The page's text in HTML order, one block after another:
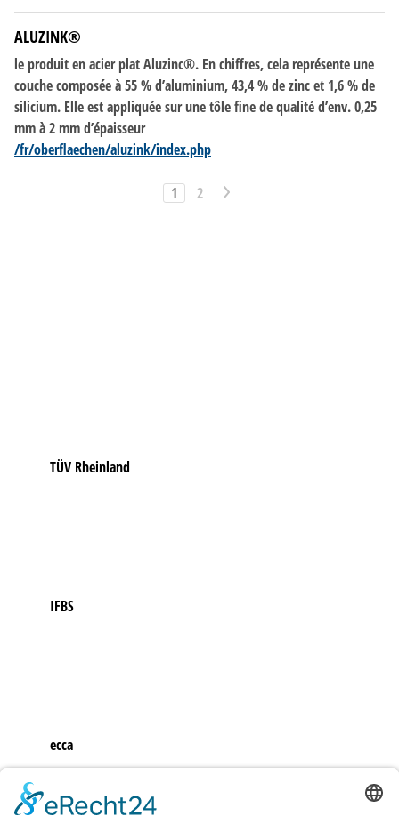
ALUZINK®
le produit en acier plat Aluzinc®. En chiffres, cela représente une
couche composée à 55 % d’aluminium, 43,4 %dezinc et 1,6 %de
silicium. Elle est appliquée sur une tôle finedequalité d’env. 0,25
mm à 2 mm d’épaisseur
/fr/oberflaechen/aluzink/index.php
1 2 >
TÜV Rheinland
IFBS
ecca